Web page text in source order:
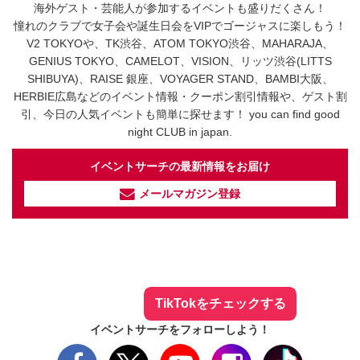
海外ゲスト・芸能人が参加するイベントも盛りだくさん！
憧れのクラブで女子会や誕生日会をVIPでゴージャスに楽しもう！
V2 TOKYOや、TK渋谷、ATOM TOKYO渋谷、MAHARAJA、
GENIUS TOKYO、CAMELOT、VISION、リッツ渋谷(LITTS
SHIBUYA)、RAISE 銀座、VOYAGER STAND、BAMBI大阪、
HERBIE広島などのイベント情報・クーポン割引情報や、ゲスト割
引、今日の人気イベントも簡単に探せます！ you can find good
night CLUB in japan.
イベントサーチの最新情報をお届け
メールマガジン登録
TikTokをチェックする
イベントサーチをフォローしよう！